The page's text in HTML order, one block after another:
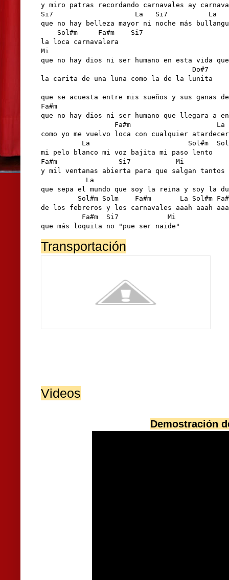
y miro patras recordando carnavales ay
Si7                    La   Si7          La
que no hay belleza mayor ni noche más
    Sol#m     Fa#m    Si7
la loca carnavalera
Mi
que no hay dios ni ser humano en esta vida
                                     Do#7
la carita de una luna como la de la lunita
que se acuesta entre mis sueños y sus ganas
Fa#m
que no hay dios ni ser humano que llegara a
Fa#m                     La
como yo me vuelvo loca con cualquier atardecer
La                        Sol#m
mi pelo blanco mi voz bajita mi paso lento
Fa#m               Si7           Mi
y mil ventanas abierta para que salgan tantos
           La
que sepa el mundo que soy la reina y soy la
Sol#m Solm    Fa#m       La Sol#m
de los febreros y los carnavales aaah aaah
          Fa#m  Si7            Mi
Transportación
Videos
Demostración